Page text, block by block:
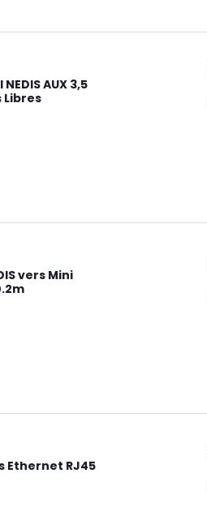
AUX 3,5
Libres
vers Mini
Ethernet RJ45